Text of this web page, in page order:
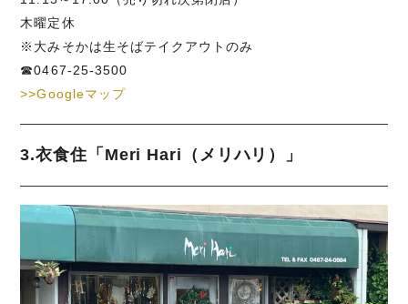
木曜定休
※大みそかは生そばテイクアウトのみ
☎0467-25-3500
>>Googleマップ
3.衣食住「Meri Hari（メリハリ）」